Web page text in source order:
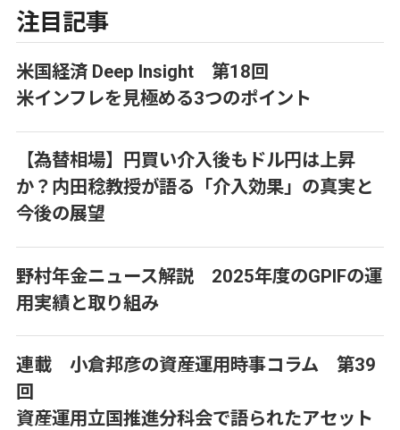
注目記事
米国経済 Deep Insight 第18回
米インフレを見極める3つのポイント
【為替相場】円買い介入後もドル円は上昇
か？内田稔教授が語る「介入効果」の真実と
今後の展望
野村年金ニュース解説 2025年度のGPIFの運
用実績と取り組み
連載 小倉邦彦の資産運用時事コラム 第39
回
資産運用立国推進分科会で語られたアセット